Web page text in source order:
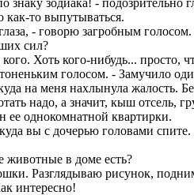
то выпутываться.
- говорю загробным
сил?
Хоть кого-нибудь... просто,
голосом. - Замучило
на меня нахлынула жалость.
надо, а значит, кыш отсель,
ее однокомнатной квартирки.
вы с дочерью головами
в доме есть?
Разглядываю рисунок,
интересно!